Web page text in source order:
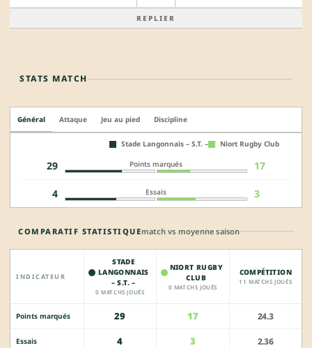
REPLIER
STATS MATCH
Général Attaque Jeu au pied Discipline
Stade Langonnais – S.T. – Niort Rugby Club
29 Points marqués 17
4 Essais 3
COMPARATIF STATISTIQUEmatch vs moyenne saison
INDICATEUR
STADE
LANGONNAIS
– S.T. –
0 MATCHS JOUÉS
NIORT RUGBY
CLUB
0 MATCHS JOUÉS
COMPÉTITION
11 MATCHS JOUÉS
Points marqués 29 17 24.3
Essais 4 3 2.36